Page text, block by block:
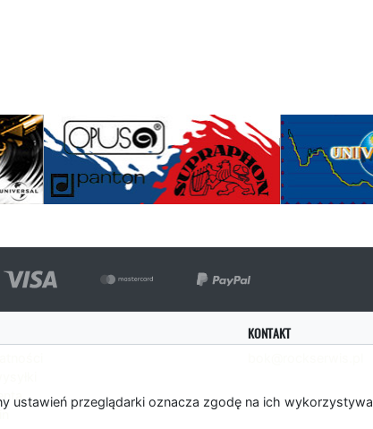
ustawień przeglądarki oznacza zgodę na ich
KONTAKT